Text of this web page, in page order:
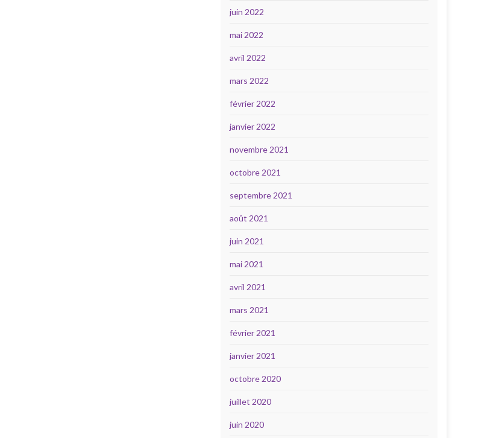
juin 2022
mai 2022
avril 2022
mars 2022
février 2022
janvier 2022
novembre 2021
octobre 2021
septembre 2021
août 2021
juin 2021
mai 2021
avril 2021
mars 2021
février 2021
janvier 2021
octobre 2020
juillet 2020
juin 2020